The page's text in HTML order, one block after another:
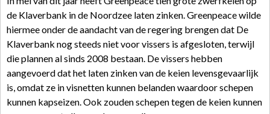
de Klaverbank in de Noordzee laten zinken. Greenpeace wilde
hiermee onder de aandacht van de regering brengen dat De
Klaverbank nog steeds niet voor vissers is afgesloten, terwijl
die plannen al sinds 2008 bestaan. De vissers hebben
aangevoerd dat het laten zinken van de keien levensgevaarlijk
is, omdat ze in visnetten kunnen belanden waardoor schepen
kunnen kapseizen. Ook zouden schepen tegen de keien kunnen